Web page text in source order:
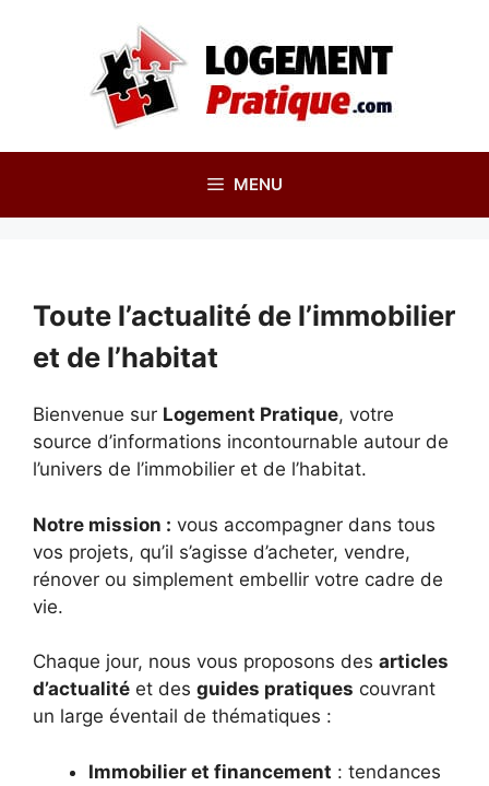
MENU
Toute l’actualité de l’immobilier
et de l’habitat
Bienvenue sur Logement Pratique, votre
source d’informations incontournable autour de
l’univers de l’immobilier et de l’habitat.
Notre mission : vous accompagner dans tous
vos projets, qu’il s’agisse d’acheter, vendre,
rénover ou simplement embellir votre cadre de
vie.
Chaque jour, nous vous proposons des articles
d’actualité et des guides pratiques couvrant
un large éventail de thématiques :
Immobilier et financement : tendances